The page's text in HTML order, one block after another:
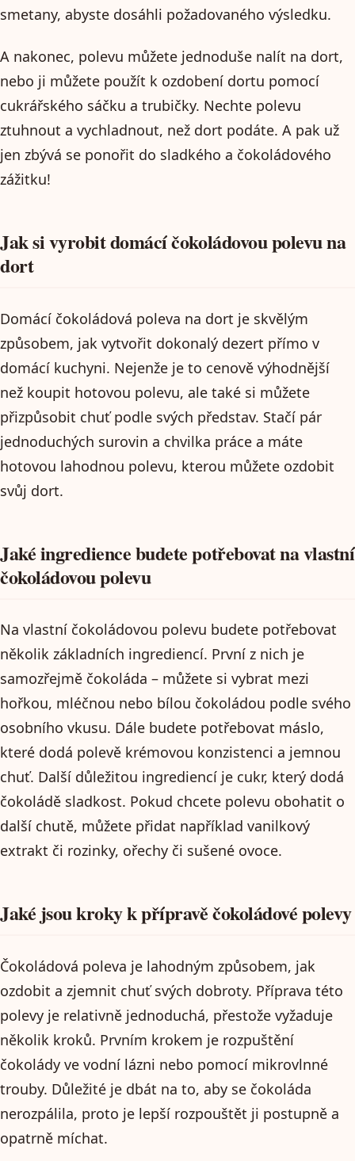
smetany, abyste dosáhli požadovaného výsledku.
A nakonec, polevu můžete jednoduše nalít na dort,
nebo ji můžete použít k ozdobení dortu pomocí
cukrářského sáčku a trubičky. Nechte polevu
ztuhnout a vychladnout, než dort podáte. A pak už
jen zbývá se ponořit do sladkého a čokoládového
zážitku!
Jak si vyrobit domácí čokoládovou polevu na
dort
Domácí čokoládová poleva na dort je skvělým
způsobem, jak vytvořit dokonalý dezert přímo v
domácí kuchyni. Nejenže je to cenově výhodnější
než koupit hotovou polevu, ale také si můžete
přizpůsobit chuť podle svých představ. Stačí pár
jednoduchých surovin a chvilka práce a máte
hotovou lahodnou polevu, kterou můžete ozdobit
svůj dort.
Jaké ingredience budete potřebovat na vlastní
čokoládovou polevu
Na vlastní čokoládovou polevu budete potřebovat
několik základních ingrediencí. První z nich je
samozřejmě čokoláda – můžete si vybrat mezi
hořkou, mléčnou nebo bílou čokoládou podle svého
osobního vkusu. Dále budete potřebovat máslo,
které dodá polevě krémovou konzistenci a jemnou
chuť. Další důležitou ingrediencí je cukr, který dodá
čokoládě sladkost. Pokud chcete polevu obohatit o
další chutě, můžete přidat například vanilkový
extrakt či rozinky, ořechy či sušené ovoce.
Jaké jsou kroky k přípravě čokoládové polevy
Čokoládová poleva je lahodným způsobem, jak
ozdobit a zjemnit chuť svých dobroty. Příprava této
polevy je relativně jednoduchá, přestože vyžaduje
několik kroků. Prvním krokem je rozpuštění
čokolády ve vodní lázni nebo pomocí mikrovlnné
trouby. Důležité je dbát na to, aby se čokoláda
nerozpálila, proto je lepší rozpouštět ji postupně a
opatrně míchat.